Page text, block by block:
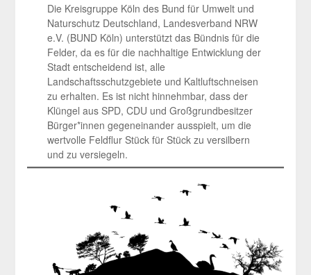
Die Kreisgruppe Köln des Bund für Umwelt und
Naturschutz Deutschland, Landesverband NRW
e.V. (BUND Köln) unterstützt das Bündnis für die
Felder, da es für die nachhaltige Entwicklung der
Stadt entscheidend ist, alle
Landschaftsschutzgebiete und Kaltluftschneisen
zu erhalten. Es ist nicht hinnehmbar, dass der
Klüngel aus SPD, CDU und Großgrundbesitzer
Bürger*innen gegeneinander ausspielt, um die
wertvolle Feldflur Stück für Stück zu versilbern
und zu versiegeln.